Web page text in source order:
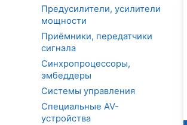
Предусилители, усилители
мощности
Приёмники, передатчики
сигнала
Синхропроцессоры,
эмбеддеры
Системы управления
Специальные AV-
устройства